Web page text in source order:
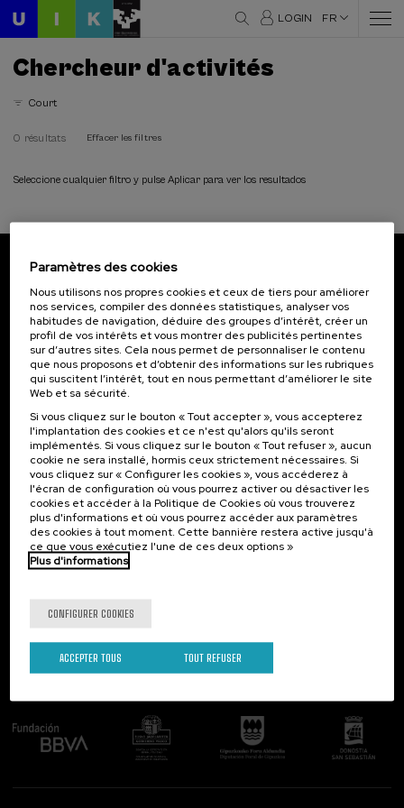
LOGIN FR
Chercheur d'activités
Court
0 résultats Effacer les filtres
Seleccione cualquier filtro y pulse Aplicar para ver los resultados
Inscrivez-vous pour être le premier à recevoir les
actualités de l'UIK.
S'abonner
Contact
Palacio Miramar
Paseo de Miraconcha, 48
20007 Donostia / San Sebastián
Gipuzkoa, Spain
Contactez-nous!
Intéressant...
Activités précédentes
Suivez-nous
Paramètres des cookies
Nous utilisons nos propres cookies et ceux de tiers pour améliorer
nos services, compiler des données statistiques, analyser vos
habitudes de navigation, déduire des groupes d’intérêt, créer un
profil de vos intérêts et vous montrer des publicités pertinentes
sur d’autres sites. Cela nous permet de personnaliser le contenu
que nous proposons et d’obtenir des informations sur les rubriques
qui suscitent l’intérêt, tout en nous permettant d’améliorer le site
Web et sa sécurité.
Si vous cliquez sur le bouton « Tout accepter », vous accepterez
l'implantation des cookies et ce n'est qu'alors qu'ils seront
implémentés. Si vous cliquez sur le bouton « Tout refuser », aucun
cookie ne sera installé, hormis ceux strictement nécessaires. Si
vous cliquez sur « Configurer les cookies », vous accéderez à
l'écran de configuration où vous pourrez activer ou désactiver les
cookies et accéder à la Politique de Cookies où vous trouverez
plus d'informations et où vous pourrez accéder aux paramètres
des cookies à tout moment. Cette bannière restera active jusqu'à
ce que vous exécutiez l'une de ces deux options »
Plus d'informations
CONFIGURER COOKIES
TOUT REFUSER
ACCEPTER TOUS